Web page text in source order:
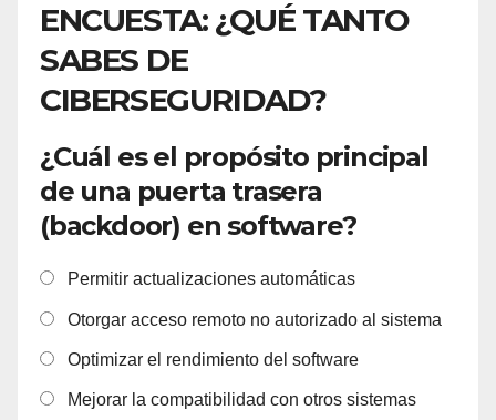
ENCUESTA: ¿QUÉ TANTO
SABES DE
CIBERSEGURIDAD?
¿Cuál es el propósito principal
de una puerta trasera
(backdoor) en software?
Permitir actualizaciones automáticas
Otorgar acceso remoto no autorizado al sistema
Optimizar el rendimiento del software
Mejorar la compatibilidad con otros sistemas